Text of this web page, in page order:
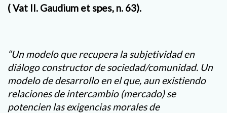
( Vat II. Gaudium et spes, n. 63).
“Un modelo que recupera la subjetividad en
diálogo constructor de sociedad/comunidad. Un
modelo de desarrollo en el que, aun existiendo
relaciones de intercambio (mercado) se
potencien las exigencias morales de